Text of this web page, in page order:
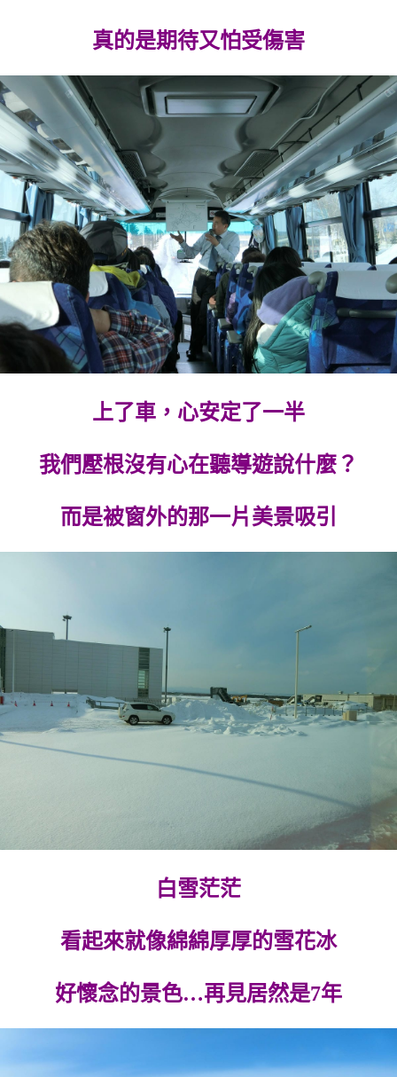
真的是期待又怕受傷害
上了車，心安定了一半
我們壓根沒有心在聽導遊說什麼？
而是被窗外的那一片美景吸引
白雪茫茫
看起來就像綿綿厚厚的雪花冰
好懷念的景色…再見居然是7年